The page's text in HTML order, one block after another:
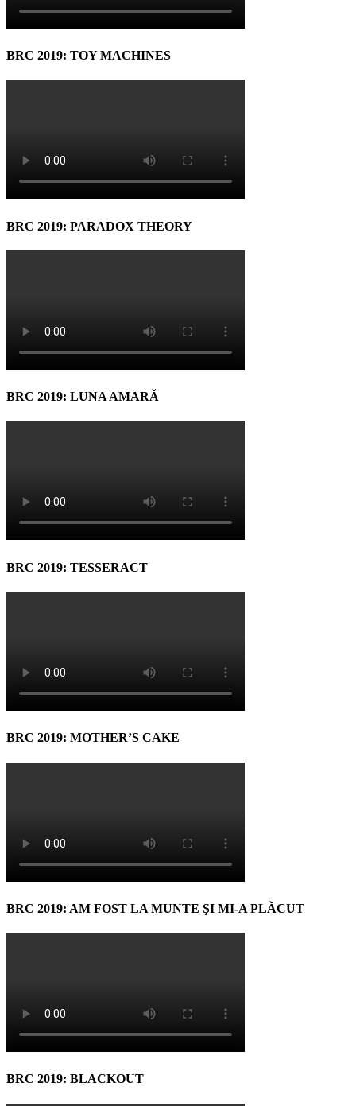
BRC 2019: TOY MACHINES
BRC 2019: PARADOX THEORY
BRC 2019: LUNA AMARĂ
BRC 2019: TESSERACT
BRC 2019: MOTHER’S CAKE
BRC 2019: AM FOST LA MUNTE ŞI MI-A PLĂCUT
BRC 2019: BLACKOUT